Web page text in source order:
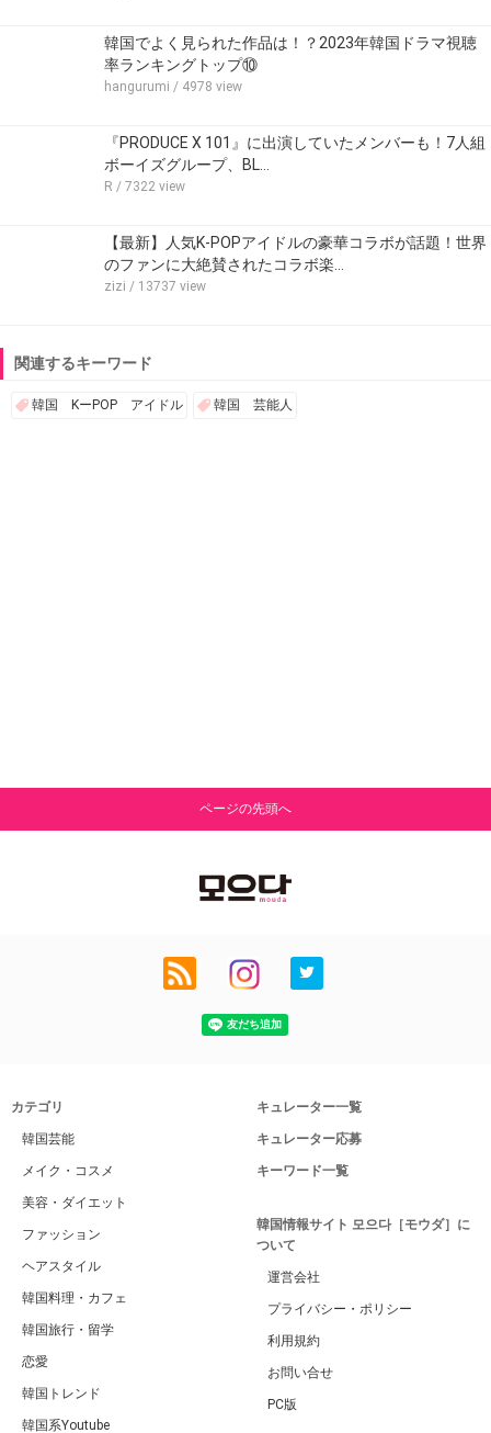
韓国でよく見られた作品は！？2023年韓国ドラマ視聴
率ランキングトップ⑩
hangurumi / 4978 view
『PRODUCE X 101』に出演していたメンバーも！7人組
ボーイズグループ、BL…
R / 7322 view
【最新】人気K-POPアイドルの豪華コラボが話題！世界
のファンに大絶賛されたコラボ楽…
zizi / 13737 view
関連するキーワード
韓国 KーPOP アイドル 韓国 芸能人
ページの先頭へ
カテゴリ
韓国芸能
メイク・コスメ
美容・ダイエット
ファッション
ヘアスタイル
韓国料理・カフェ
韓国旅行・留学
恋愛
韓国トレンド
韓国系Youtube
キュレーター一覧
キュレーター応募
キーワード一覧
韓国情報サイト 모으다［モウダ］に
ついて
運営会社
プライバシー・ポリシー
利用規約
お問い合せ
PC版